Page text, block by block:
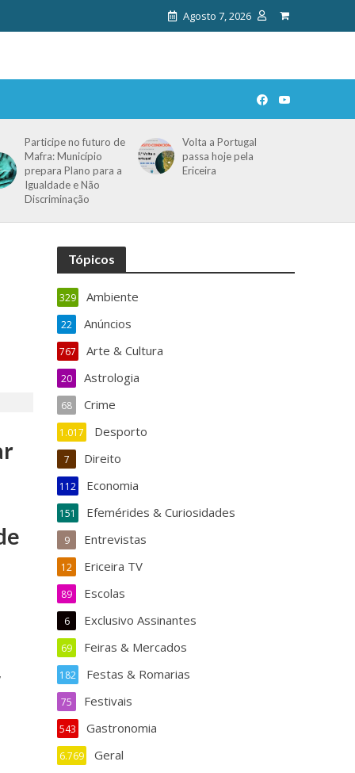
Agosto 7, 2026
Participe no futuro de
Mafra: Município
prepara Plano para a
Igualdade e Não
Discriminação
Volta a Portugal
passa hoje pela
Ericeira
Tópicos
Ambiente
329
Anúncios
22
Arte & Cultura
767
Astrologia
20
Crime
68
Desporto
1.017
Direito
7
Economia
112
Efemérides & Curiosidades
151
Entrevistas
9
Ericeira TV
12
Escolas
89
Exclusivo Assinantes
6
Feiras & Mercados
69
Festas & Romarias
182
Festivais
75
Gastronomia
543
Geral
6.769